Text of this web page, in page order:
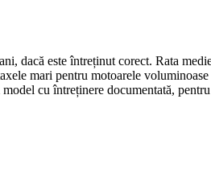
dacă este întreținut corect. Rata
mari pentru motoarele
cu întreținere documentată,